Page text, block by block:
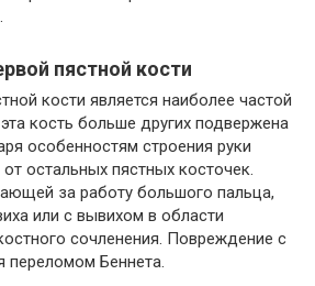
пястной кости
кости является наиболее частой
кость больше других подвержена
особенностям строения руки
остальных пястных косточек.
за работу большого пальца,
или с вывихом в области
сочленения. Повреждение с
переломом Беннета.